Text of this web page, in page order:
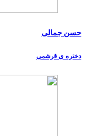
حسن جمالی
دختره ی قرشمی